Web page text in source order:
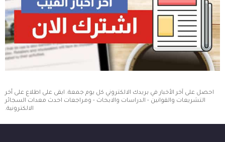
احصل على آخر الأخبار في بريدك الالكتروني كل يوم جمعة. ابقى على اطلاع على أخر
التشريعات والقوانين - الدراسات والابحاث - ومراجعات احدث معدات السجائر
الالكترونية.